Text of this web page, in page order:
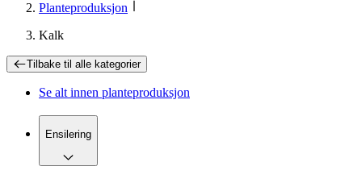
Planteproduksjon
Kalk
Tilbake til alle kategorier
Se alt innen planteproduksjon
Ensilering